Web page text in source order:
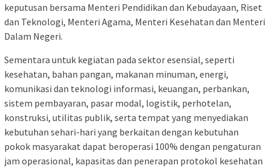
keputusan bersama Menteri Pendidikan dan Kebudayaan, Riset
dan Teknologi, Menteri Agama, Menteri Kesehatan dan Menteri
Dalam Negeri.
Sementara untuk kegiatan pada sektor esensial, seperti
kesehatan, bahan pangan, makanan minuman, energi,
komunikasi dan teknologi informasi, keuangan, perbankan,
sistem pembayaran, pasar modal, logistik, perhotelan,
konstruksi, utilitas publik, serta tempat yang menyediakan
kebutuhan sehari-hari yang berkaitan dengan kebutuhan
pokok masyarakat dapat beroperasi 100% dengan pengaturan
jam operasional, kapasitas dan penerapan protokol kesehatan